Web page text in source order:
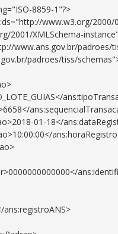
8859-1"?>
www.w3.org/
2001/XMLSchema-
www.ans.gov.br/padroes/
padroes/tiss/
01-18</
ans:registroANS>